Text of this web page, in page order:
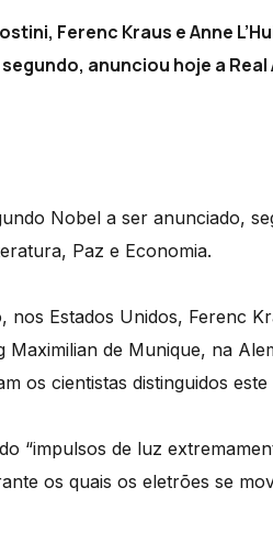
Ferenc Kraus e Anne
anunciou hoje a Real
Nobel a ser anunciado,
Paz e Economia.
nos Estados Unidos, Ferenc
Maximilian de Munique, na
os cientistas distinguidos este
“impulsos de luz
os quais os eletrões se